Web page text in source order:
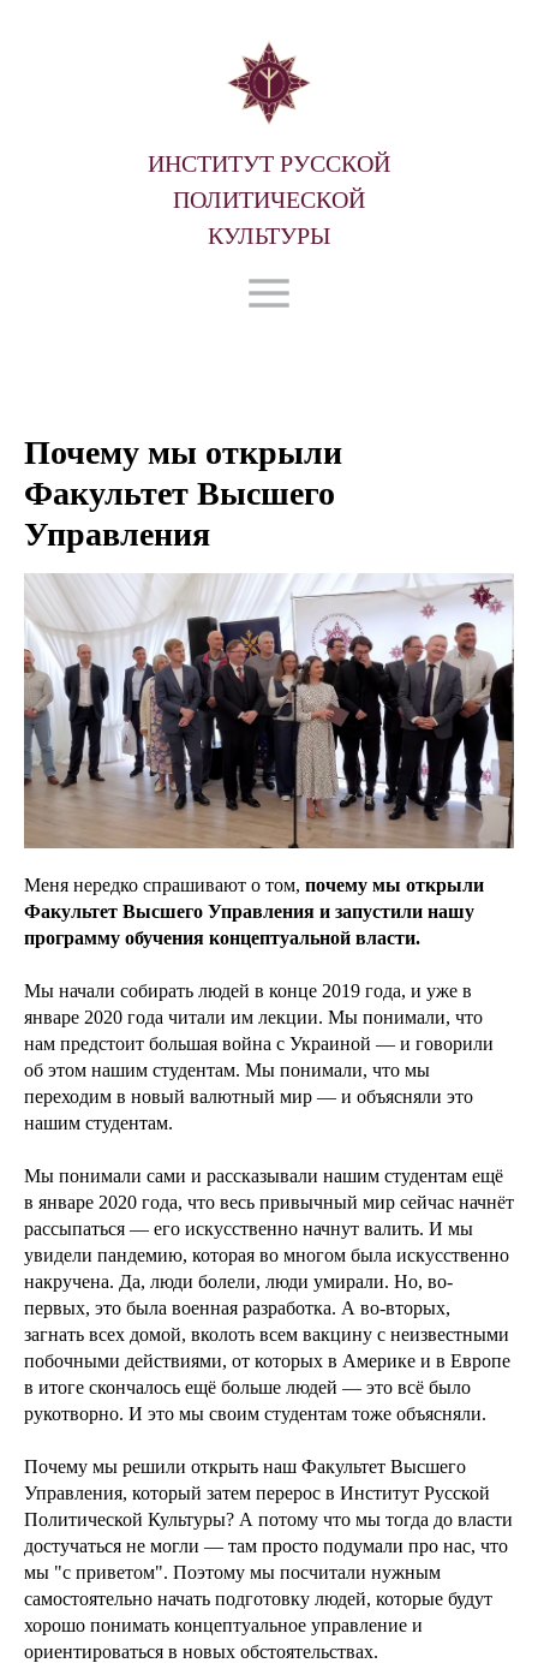
ИНСТИТУТ РУССКОЙ
ПОЛИТИЧЕСКОЙ
КУЛЬТУРЫ
Почему мы открыли
Факультет Высшего
Управления
Меня нередко спрашивают о том, почему мы открыли
Факультет Высшего Управления и запустили нашу
программу обучения концептуальной власти.
Мы начали собирать людей в конце 2019 года, и уже в
январе 2020 года читали им лекции. Мы понимали, что
нам предстоит большая война с Украиной — и говорили
об этом нашим студентам. Мы понимали, что мы
переходим в новый валютный мир — и объясняли это
нашим студентам.
Мы понимали сами и рассказывали нашим студентам ещё
в январе 2020 года, что весь привычный мир сейчас начнёт
рассыпаться — его искусственно начнут валить. И мы
увидели пандемию, которая во многом была искусственно
накручена. Да, люди болели, люди умирали. Но, во-
первых, это была военная разработка. А во-вторых,
загнать всех домой, вколоть всем вакцину с неизвестными
побочными действиями, от которых в Америке и в Европе
в итоге скончалось ещё больше людей — это всё было
рукотворно. И это мы своим студентам тоже объясняли.
Почему мы решили открыть наш Факультет Высшего
Управления, который затем перерос в Институт Русской
Политической Культуры? А потому что мы тогда до власти
достучаться не могли — там просто подумали про нас, что
мы "с приветом". Поэтому мы посчитали нужным
самостоятельно начать подготовку людей, которые будут
хорошо понимать концептуальное управление и
ориентироваться в новых обстоятельствах.